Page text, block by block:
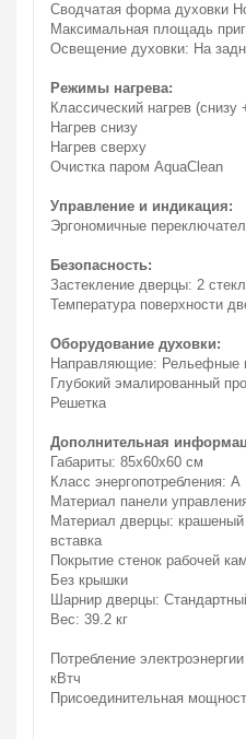
Сводчатая форма духовки
Максимальная площадь
Освещение духовки: На
Режимы нагрева:
Классический нагрев (снизу
Нагрев снизу
Нагрев сверху
Очистка паром AquaClean
Управление и индикация:
Эргономичные
Безопасность:
Застекление дверцы: 2
Температура поверхности
Оборудование духовки:
Направляющие: Рельефные
Глубокий эмалированный
Решетка
Дополнительная
Габариты: 85x60x60 см
Класс энергопотребления: A
Материал панели
Материал дверцы:
вставка
Покрытие стенок рабочей
Без крышки
Шарнир дверцы:
Вес: 39.2 кг
Потребление
кВтч
Присоединительная